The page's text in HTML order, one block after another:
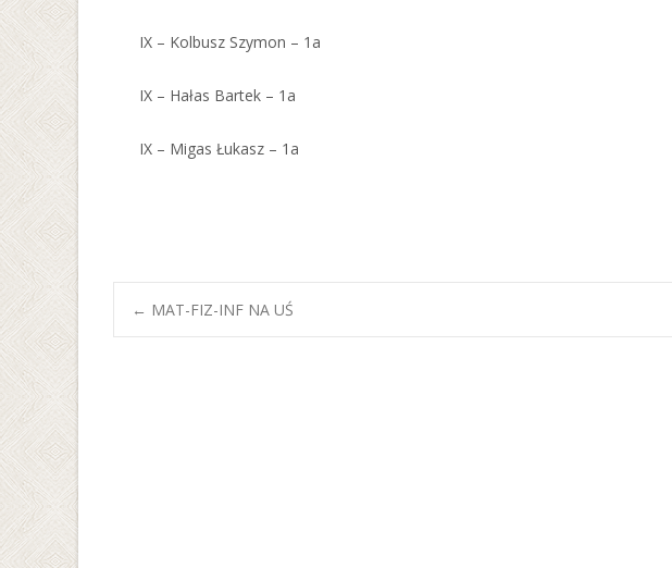
IX – Kolbusz Szymon – 1a
IX – Hałas Bartek – 1a
IX – Migas Łukasz – 1a
Post
← MAT-FIZ-INF NA UŚ